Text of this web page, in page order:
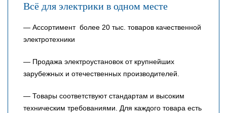
Всё для электрики в одном месте
— Ассортимент более 20 тыс. товаров качественной
электротехники
— Продажа электроустановок от крупнейших
зарубежных и отечественных производителей.
— Товары соответствуют стандартам и высоким
техническим требованиями. Для каждого товара есть